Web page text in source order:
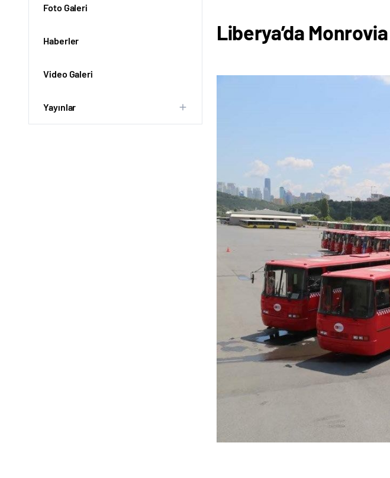
Foto Galeri
Haberler
Video Galeri
Yayınlar
Liberya’da